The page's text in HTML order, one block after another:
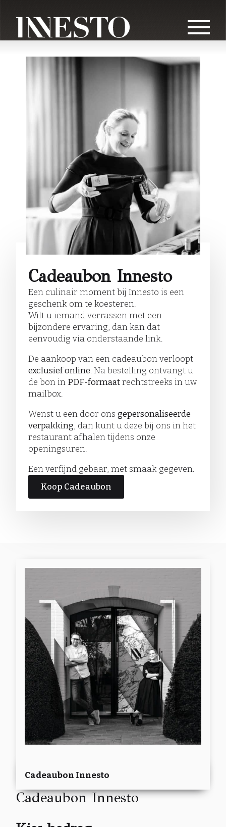
Cadeaubon Innesto
Een culinair moment bij Innesto is een
geschenk om te koesteren.
Wilt u iemand verrassen met een
bijzondere ervaring, dan kan dat
eenvoudig via onderstaande link.
De aankoop van een cadeaubon verloopt
exclusief online. Na bestelling ontvangt u
de bon in PDF-formaatrechtstreeks in uw
mailbox.
Wenst u een door ons gepersonaliseerde
verpakking, dan kunt u deze bij ons in het
restaurant afhalen tijdens onze
openingsuren.
Een verfijnd gebaar, met smaak gegeven.
Koop Cadeaubon
Cadeaubon Innesto
Cadeaubon Innesto